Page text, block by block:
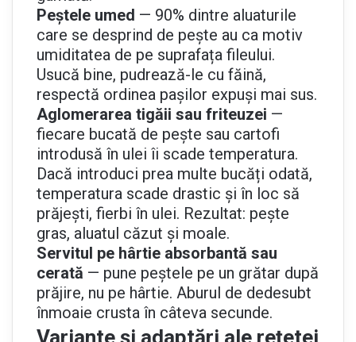
Peștele umed — 90% dintre aluaturile
care se desprind de pește au ca motiv
umiditatea de pe suprafața fileului.
Usucă bine, pudrează-le cu făină,
respectă ordinea pașilor expuși mai sus.
Aglomerarea tigăii sau friteuzei —
fiecare bucată de pește sau cartofi
introdusă în ulei îi scade temperatura.
Dacă introduci prea multe bucăți odată,
temperatura scade drastic și în loc să
prăjești, fierbi în ulei. Rezultat: pește
gras, aluatul căzut și moale.
Servitul pe hârtie absorbantă sau
cerată — pune peștele pe un grătar după
prăjire, nu pe hârtie. Aburul de dedesubt
înmoaie crusta în câteva secunde.
Variante și adaptări ale rețetei